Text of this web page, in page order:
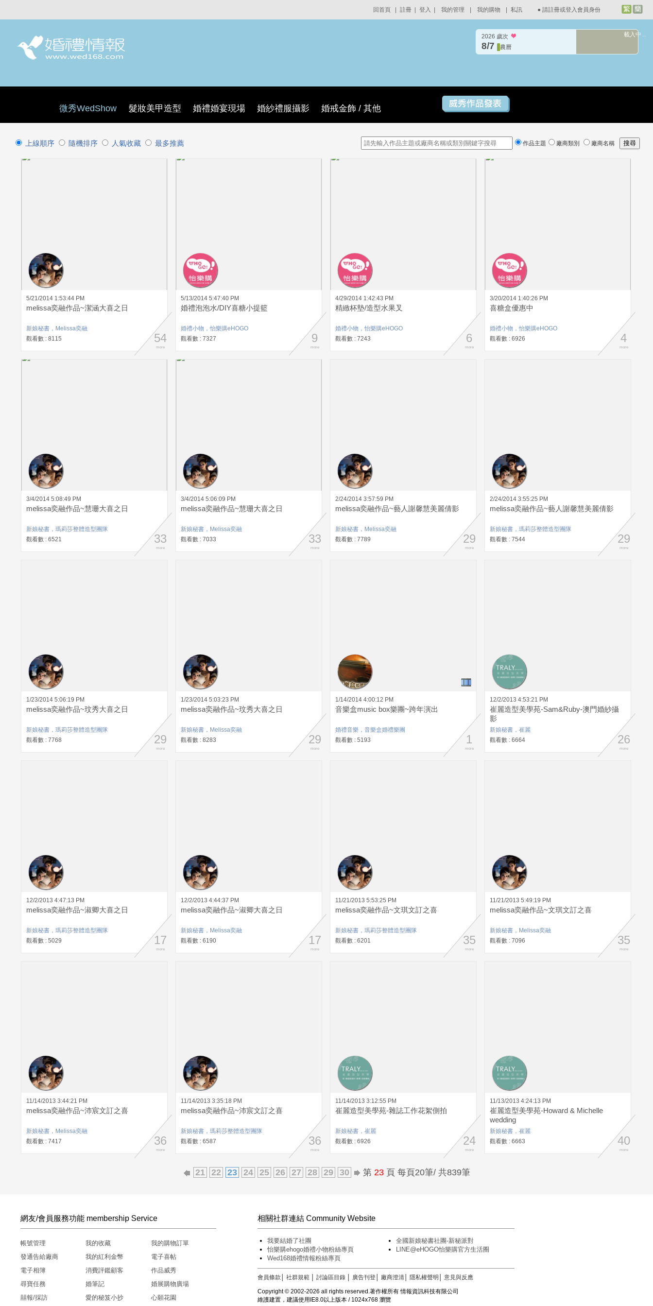
回首頁 註冊 登入 我的管理 我的購物 私訊 ● 請註冊或登入會員身份
2026 歲次
8/7 農曆
載入中...
微秀WedShow 髮妝美甲造型 婚禮婚宴現場 婚紗禮服攝影 婚戒金飾 / 其他
上線順序 隨機排序 人氣收藏 最多推薦 作品主題 廠商類別 廠商名稱
5/21/2014 1:53:44 PM
melissa奕融作品~潔涵大喜之日
新娘秘書，Melissa奕融
觀看數 : 8115
54
more
5/13/2014 5:47:40 PM
婚禮泡泡水/DIY喜糖小提籃
婚禮小物，怡樂購eHOGO
觀看數 : 7327
9
more
4/29/2014 1:42:43 PM
精緻杯墊/造型水果叉
婚禮小物，怡樂購eHOGO
觀看數 : 7243
6
more
3/20/2014 1:40:26 PM
喜糖盒優惠中
婚禮小物，怡樂購eHOGO
觀看數 : 6926
4
more
3/4/2014 5:08:49 PM
melissa奕融作品~慧珊大喜之日
新娘秘書，瑪莉莎整體造型團隊
觀看數 : 6521
33
more
3/4/2014 5:06:09 PM
melissa奕融作品~慧珊大喜之日
新娘秘書，Melissa奕融
觀看數 : 7033
33
more
2/24/2014 3:57:59 PM
melissa奕融作品~藝人謝馨慧美麗倩影
新娘秘書，Melissa奕融
觀看數 : 7789
29
more
2/24/2014 3:55:25 PM
melissa奕融作品~藝人謝馨慧美麗倩影
新娘秘書，瑪莉莎整體造型團隊
觀看數 : 7544
29
more
1/23/2014 5:06:19 PM
melissa奕融作品~玟秀大喜之日
新娘秘書，瑪莉莎整體造型團隊
觀看數 : 7768
29
more
1/23/2014 5:03:23 PM
melissa奕融作品~玟秀大喜之日
新娘秘書，Melissa奕融
觀看數 : 8283
29
more
1/14/2014 4:00:12 PM
音樂盒music box樂團~跨年演出
婚禮音樂，音樂盒婚禮樂團
觀看數 : 5193
1
more
12/2/2013 4:53:21 PM
崔麗造型美學苑-Sam&Ruby-澳門婚紗攝
影
新娘秘書，崔麗
觀看數 : 6664
26
more
12/2/2013 4:47:13 PM
melissa奕融作品~淑卿大喜之日
新娘秘書，瑪莉莎整體造型團隊
觀看數 : 5029
17
more
12/2/2013 4:44:37 PM
melissa奕融作品~淑卿大喜之日
新娘秘書，Melissa奕融
觀看數 : 6190
17
more
11/21/2013 5:53:25 PM
melissa奕融作品~文琪文訂之喜
新娘秘書，瑪莉莎整體造型團隊
觀看數 : 6201
35
more
11/21/2013 5:49:19 PM
melissa奕融作品~文琪文訂之喜
新娘秘書，Melissa奕融
觀看數 : 7096
35
more
11/14/2013 3:44:21 PM
melissa奕融作品~沛宸文訂之喜
新娘秘書，Melissa奕融
觀看數 : 7417
36
more
11/14/2013 3:35:18 PM
melissa奕融作品~沛宸文訂之喜
新娘秘書，瑪莉莎整體造型團隊
觀看數 : 6587
36
more
11/14/2013 3:12:55 PM
崔麗造型美學苑-雜誌工作花絮側拍
新娘秘書，崔麗
觀看數 : 6926
24
more
11/13/2013 4:24:13 PM
崔麗造型美學苑-Howard & Michelle
wedding
新娘秘書，崔麗
觀看數 : 6663
40
more
21 22 23 24 25 26 27 28 29 30 第 23頁 每頁20筆/ 共839筆
網友/會員服務功能 membership Service
帳號管理 我的收藏
我的購物訂單
發通告給廠商
我的紅利金幣
電子喜帖
電子相簿
消費評鑑顧客
作品威秀
尋寶任務
婚筆記
婚展購物廣場
囍報/採訪
愛的秘笈小抄 心願花園
相關社群連結 Community Website
我要結婚了社團
全國新娘秘書社團-新秘派對
怡樂購ehogo婚禮小物粉絲專頁
LINE@eHOGO怡樂購官方生活圈
Wed168婚禮情報粉絲專頁
會員條款 │社群規範 │討論區目錄 廣告刊登 廠商澄清 隱私權聲明 │意見與反應
Copyright © 2002-2026 all rights reserved.著作權所有 情報資訊科技有限公司
維護建置，建議使用IE8.0以上版本 / 1024x768 瀏覽